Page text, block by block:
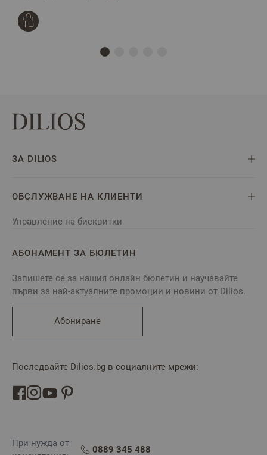
ЗА DILIOS
ОБСЛУЖВАНЕ НА КЛИЕНТИ
Управление на бисквитки
АБОНАМЕНТ ЗА БЮЛЕТИН
Запишете се за нашия онлайн бюлетин и научавайте
първи за най-актуалните промоции и новини от Dilios.
Абониране
Последвайте Dilios.bg в социалните мрежи:
При нужда от
0889 345 488